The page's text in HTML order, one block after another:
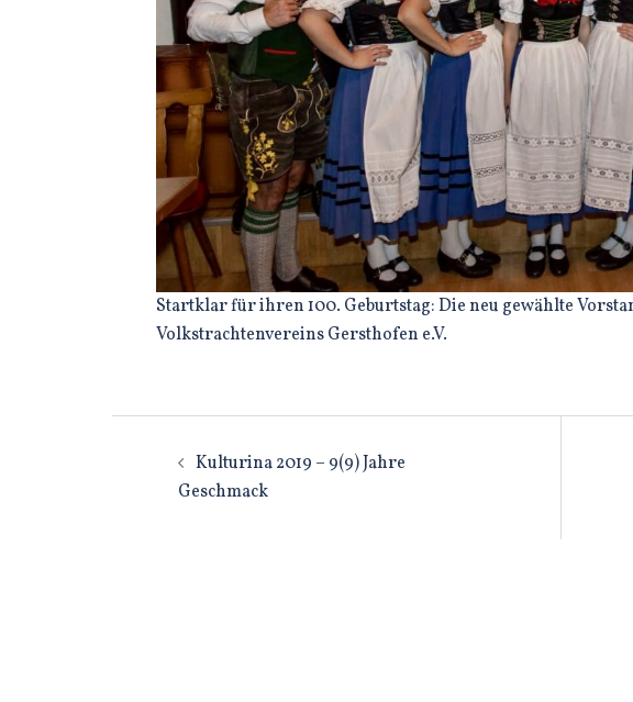
Startklar für ihren 100. Geburtstag: Die neu gewählte
Volkstrachtenvereins Gersthofen e.V.
Beitragsnavigation
Kulturina 2019 – 9(9) Jahre
Geschmack